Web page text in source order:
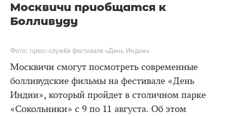
Москвичи приобщатся к
Болливуду
Фото: пресс-служба фестиваля «День Индии»
Москвичи смогут посмотреть современные
болливудские фильмы на фестивале «День
Индии», который пройдет в столичном парке
«Сокольники» с 9 по 11 августа. Об этом